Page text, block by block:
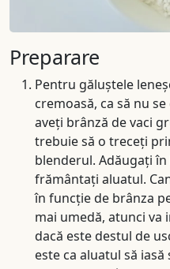
Preparare
Pentru găluștele
cremoasă, ca să nu
aveți brânză de vaci
trebuie să o treceți
blenderul. Adăugați
frământați aluatul.
în funcție de brânza
mai umedă, atunci
dacă este destul de
este ca aluatul să